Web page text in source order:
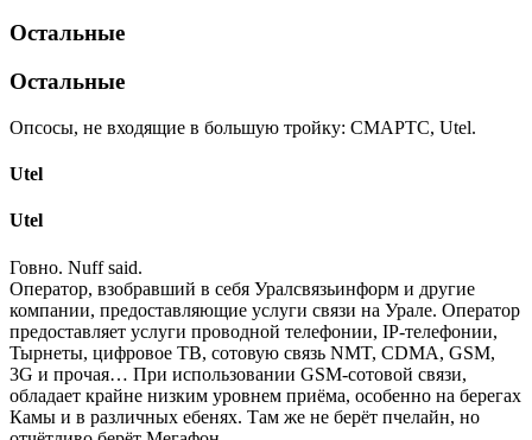
Остальные
Остальные
Опсосы, не входящие в большую тройку: СМАРТС, Utel.
Utel
Utel
Говно. Nuff said.
Оператор, взобравший в себя Уралсвязьинформ и другие
компании, предоставляющие услуги связи на Урале. Оператор
предоставляет услуги проводной телефонии, IP-телефонии,
Тырнеты, цифровое ТВ, сотовую связь NMT, CDMA, GSM,
3G и прочая… При использовании GSM-сотовой связи,
обладает крайне низким уровнем приёма, особенно на берегах
Камы и в различных ебенях. Там же не берёт пчелайн, но